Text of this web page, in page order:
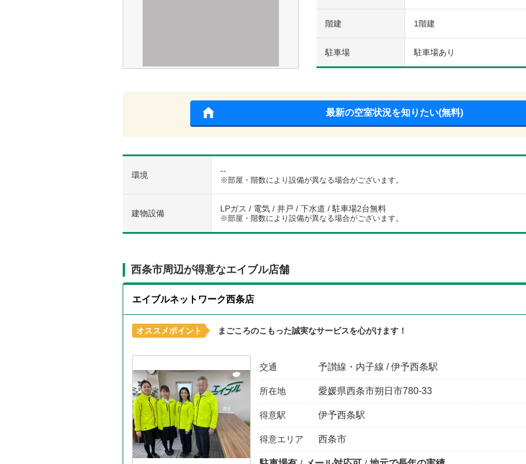
階建 1階建
駐車場 駐車場あり
最新の空室状況を知りたい(無料)
環境 --
※部屋・階数により設備が異なる場合がございます。
建物設備 LPガス / 電気 / 井戸 / 下水道 / 駐車場2台無料
※部屋・階数により設備が異なる場合がございます。
西条市周辺が得意なエイブル店舗
エイブルネットワーク西条店
オススメポイント まごころのこもった誠実なサービスを心がけます！
交通 予讃線・内子線 / 伊予西条駅
所在地 愛媛県西条市朔日市780-33
得意駅 伊予西条駅
得意エリア 西条市